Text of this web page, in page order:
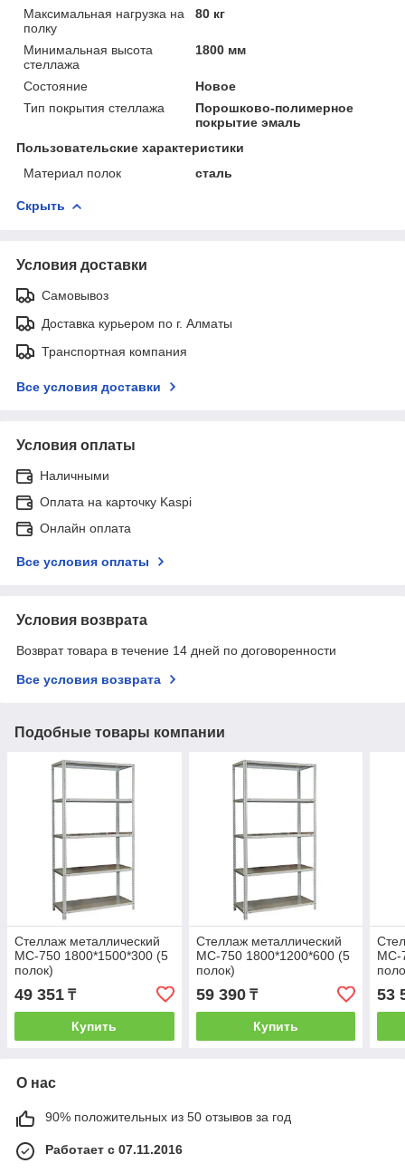
Максимальная нагрузка на
полку
80 кг
Минимальная высота
стеллажа
1800 мм
Состояние
Новое
Тип покрытия стеллажа
Порошково-полимерное
покрытие эмаль
Пользовательские характеристики
Материал полок
сталь
Скрыть
Условия доставки
Самовывоз
Доставка курьером по г. Алматы
Транспортная компания
Все условия доставки
Условия оплаты
Наличными
Оплата на карточку Kaspi
Онлайн оплата
Все условия оплаты
Условия возврата
Возврат товара в течение 14 дней по договоренности
Все условия возврата
Подобные товары компании
Стеллаж металлический
МС-750 1800*1500*300 (5
полок)
49 351 ₸
Купить
Стеллаж металлический
МС-750 1800*1200*600 (5
полок)
59 390₸
Купить
МС-
53
О нас
90% положительных из 50 отзывов за год
Работает с 07.11.2016